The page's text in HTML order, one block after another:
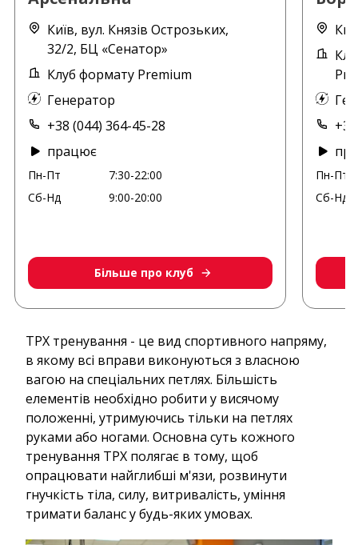
Київ, вул. Князів Острозьких,
32/2, БЦ «Сенатор»
Клуб формату Premium
Генератор
+38 (044) 364-45-28
працює
Пн-Пт
7:30-22:00
Сб-Нд
9:00-20:00
Більше про клуб
Пн-Пт
Сб-Нд
ТРХ тренування - це вид спортивного напряму,
в якому всі вправи виконуються з власною
вагою на спеціальних петлях. Більшість
елементів необхідно робити у висячому
положенні, утримуючись тільки на петлях
руками або ногами. Основна суть кожного
тренування ТРХ полягає в тому, щоб
опрацювати найглибші м'язи, розвинути
гнучкість тіла, силу, витривалість, уміння
тримати баланс у будь-яких умовах.